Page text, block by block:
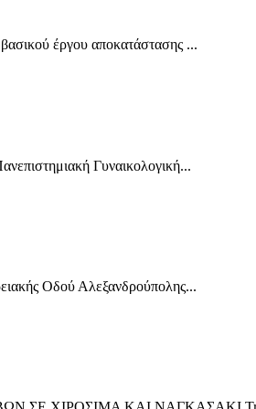
έργου αποκατάστασης ...
Γυναικολογική...
Οδού Αλεξανδρούπολης...